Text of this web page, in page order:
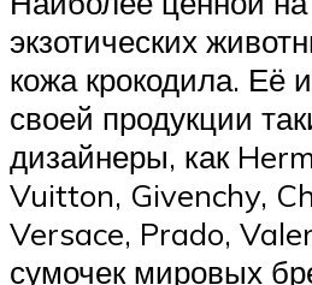
экзотических
кожа крокодила. Её
своей продукции
дизайнеры, как
Vuitton, Givenchy,
Versace, Prado,
сумочек мировых